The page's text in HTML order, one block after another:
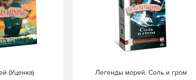
(Уценка) Легенды морей. Соль и гром